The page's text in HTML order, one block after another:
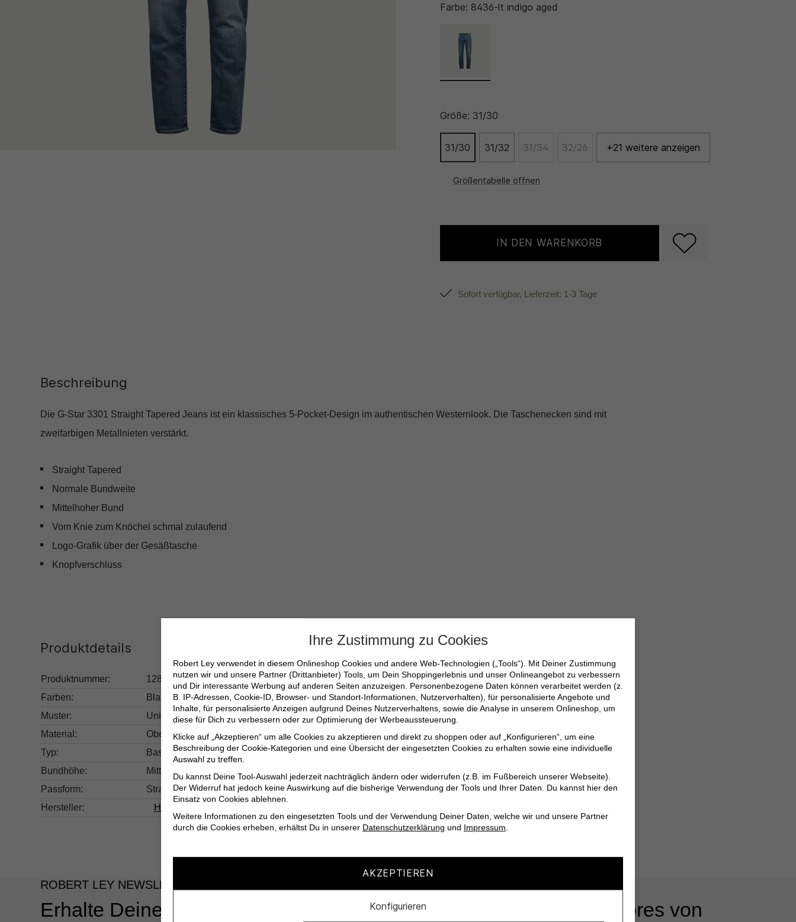
Farbe: 8436-lt indigo aged
Größe: 31/30
31/30 31/32 31/34 32/26 +21 weitere anzeigen
Größentabelle öffnen
IN DEN WARENKORB
Sofort verfügbar, Lieferzeit: 1-3 Tage
Beschreibung
Die G-Star 3301 Straight Tapered Jeans ist ein klassisches 5-Pocket-Design im authentischen Westernlook. Die Taschenecken sind mit
zweifarbigen Metallnieten verstärkt.
Straight Tapered
Normale Bundweite
Mittelhoher Bund
Vom Knie zum Knöchel schmal zulaufend
Logo-Grafik über der Gesäßtasche
Knopfverschluss
Produktdetails
Produktnummer:
128.51003-C052-8436-8436-31/30
Farben:
Blau
Muster:
Unifarben
Material:
Obermaterial: 99% Baumwolle, 1% Elastan
Typ:
Basic
Bundhöhe:
Mittel
Passform:
Straight Leg
Hersteller:
Herstellerinformationen
ROBERT LEY NEWSLETTER
Erhalte Deinen 10%
Lass Dich in unseren Stores von
Ihre Zustimmung zu Cookies
Robert Ley verwendet in diesem Onlineshop Cookies und andere Web-Technologien („Tools“). Mit Deiner Zustimmung
nutzen wir und unsere Partner (Drittanbieter) Tools, um Dein Shoppingerlebnis und unser Onlineangebot zu verbessern
und Dir interessante Werbung auf anderen Seiten anzuzeigen. Personenbezogene Daten können verarbeitet werden (z.
B. IP-Adressen, Cookie-ID, Browser- und Standort-Informationen, Nutzerverhalten), für personalisierte Angebote und
Inhalte, für personalisierte Anzeigen aufgrund Deines Nutzerverhaltens, sowie die Analyse in unserem Onlineshop, um
diese für Dich zu verbessern oder zur Optimierung der Werbeaussteuerung.
Klicke auf „Akzeptieren“ um alle Cookies zu akzeptieren und direkt zu shoppen oder auf „Konfigurieren“, um eine
Beschreibung der Cookie-Kategorien und eine Übersicht der eingesetzten Cookies zu erhalten sowie eine individuelle
Auswahl zu treffen.
Du kannst Deine Tool-Auswahl jederzeit nachträglich ändern oder widerrufen (z.B. im Fußbereich unserer Webseite).
Der Widerruf hat jedoch keine Auswirkung auf die bisherige Verwendung der Tools und Ihrer Daten. Du kannst hier den
Einsatz von Cookies ablehnen.
Weitere Informationen zu den eingesetzten Tools und der Verwendung Deiner Daten, welche wir und unsere Partner
durch die Cookies erheben, erhältst Du in unserer Datenschutzerklärung und Impressum
AKZEPTIEREN
Konfigurieren